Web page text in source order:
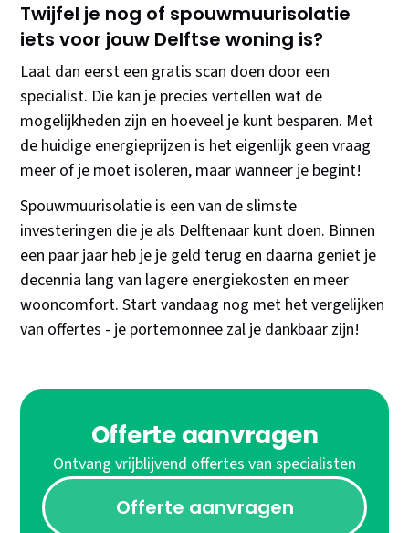
Twijfel je nog of spouwmuurisolatie
iets voor jouw Delftse woning is?
Laat dan eerst een gratis scan doen door een
specialist. Die kan je precies vertellen wat de
mogelijkheden zijn en hoeveel je kunt besparen. Met
de huidige energieprijzen is het eigenlijk geen vraag
meer of je moet isoleren, maar wanneer je begint!
Spouwmuurisolatie is een van de slimste
investeringen die je als Delftenaar kunt doen. Binnen
een paar jaar heb je je geld terug en daarna geniet je
decennia lang van lagere energiekosten en meer
wooncomfort. Start vandaag nog met het vergelijken
van offertes - je portemonnee zal je dankbaar zijn!
Offerte aanvragen
Ontvang vrijblijvend offertes van specialisten
Offerte aanvragen